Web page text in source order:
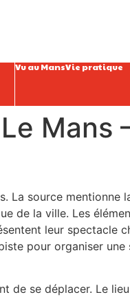
Vu au MansVie pratique
Mans
La source
de la ville. Les
leur spectacle
pour organiser
de se déplacer. Le